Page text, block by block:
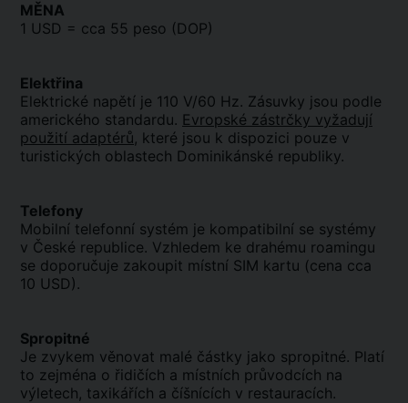
MĚNA
1 USD = cca 55 peso (DOP)
Elektřina
Elektrické napětí je 110 V/60 Hz. Zásuvky jsou podle
amerického standardu. Evropské zástrčky vyžadují
použití adaptérů, které jsou k dispozici pouze v
turistických oblastech Dominikánské republiky.
Telefony
Mobilní telefonní systém je kompatibilní se systémy
v České republice. Vzhledem ke drahému roamingu
se doporučuje zakoupit místní SIM kartu (cena cca
10 USD).
Spropitné
Je zvykem věnovat malé částky jako spropitné. Platí
to zejména o řidičích a místních průvodcích na
výletech, taxikářích a číšnících v restauracích.